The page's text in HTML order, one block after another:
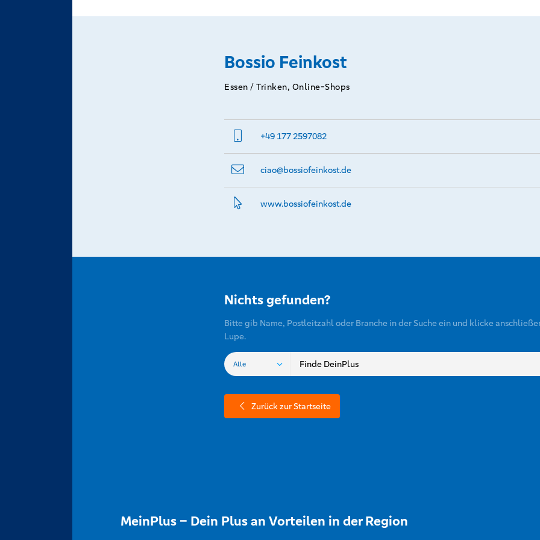
Bossio Feinkost
Essen / Trinken, Online-Shops
+49 177 2597082
ciao@­bossiofeinkost.de
www.­bossiofeinkost.­de
Nichts gefunden?
Bitte gib Name, Postleitzahl oder Branche in der Suche ein und klicke
Lupe.
Zurück zur Startseite
MeinPlus – Dein Plus an Vorteilen in der Region